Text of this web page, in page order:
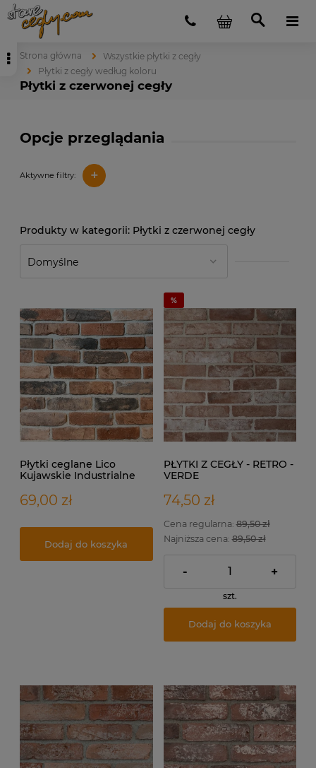
Strona główna
Wszystkie płytki z cegły
Płytki z cegły według koloru
Płytki z czerwonej cegły
Opcje przeglądania
Aktywne filtry: +
Płytki z czerwonej cegły
Płytki ceglane Lico
Kujawskie Industrialne
69,00 zł
Dodaj do koszyka
PŁYTKI Z CEGŁY - RETRO -
VERDE
74,50 zł
Cena regularna:89,50 zł
Najniższa cena:89,50 zł
- +
szt.
Dodaj do koszyka